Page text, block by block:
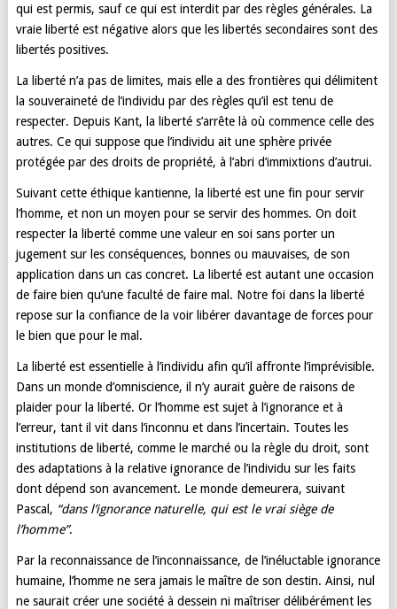
qui est permis, sauf ce qui est interdit par des règles générales. La
vraie liberté est négative alors que les libertés secondaires sont des
libertés positives.
La liberté n’a pas de limites, mais elle a des frontières qui délimitent
la souveraineté de l’individu par des règles qu’il est tenu de
respecter. Depuis Kant, la liberté s’arrête là où commence celle des
autres. Ce qui suppose que l’individu ait une sphère privée
protégée par des droits de propriété, à l’abri d’immixtions d’autrui.
Suivant cette éthique kantienne, la liberté est une fin pour servir
l’homme, et non un moyen pour se servir des hommes. On doit
respecter la liberté comme une valeur en soi sans porter un
jugement sur les conséquences, bonnes ou mauvaises, de son
application dans un cas concret. La liberté est autant une occasion
de faire bien qu’une faculté de faire mal. Notre foi dans la liberté
repose sur la confiance de la voir libérer davantage de forces pour
le bien que pour le mal.
La liberté est essentielle à l’individu afin qu’il affronte l’imprévisible.
Dans un monde d’omniscience, il n’y aurait guère de raisons de
plaider pour la liberté. Or l’homme est sujet à l’ignorance et à
l’erreur, tant il vit dans l’inconnu et dans l’incertain. Toutes les
institutions de liberté, comme le marché ou la règle du droit, sont
des adaptations à la relative ignorance de l’individu sur les faits
dont dépend son avancement. Le monde demeurera, suivant
Pascal, “dans l’ignorance naturelle, qui est le vrai siège de
l’homme”.
Par la reconnaissance de l’inconnaissance, de l’inéluctable ignorance
humaine, l’homme ne sera jamais le maître de son destin. Ainsi, nul
ne saurait créer une société à dessein ni maîtriser délibérément les